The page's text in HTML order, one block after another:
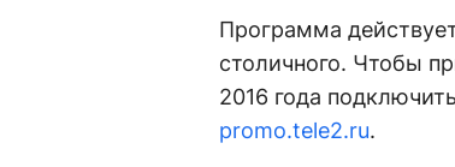
Программа
столичного. Чтобы
2016 года
promo.tele2.ru.